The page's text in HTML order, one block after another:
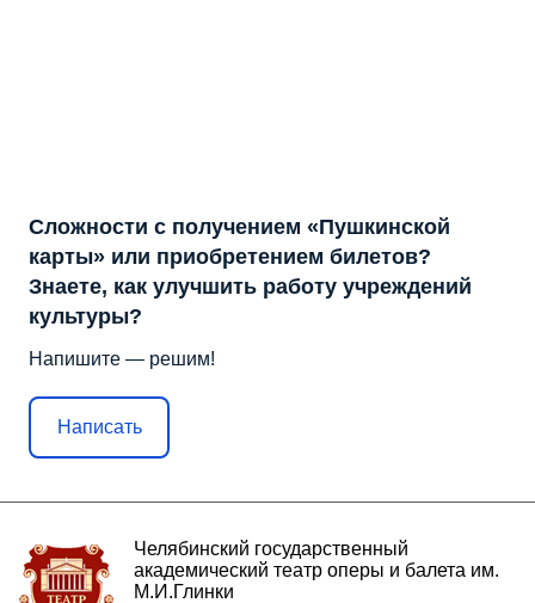
Сложности с получением «Пушкинской
карты» или приобретением билетов?
Знаете, как улучшить работу учреждений
культуры?
Напишите — решим!
Написать
Челябинский государственный
академический театр оперы и балета им.
М.И.Глинки